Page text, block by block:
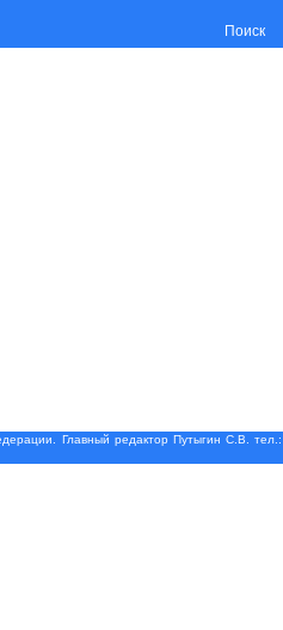
Поиск
Главный редактор Путыгин С.В. тел.: